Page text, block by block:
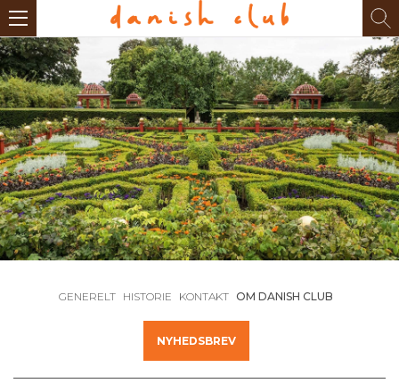
GENERELT HISTORIE KONTAKT OM DANISH CLUB
NYHEDSBREV